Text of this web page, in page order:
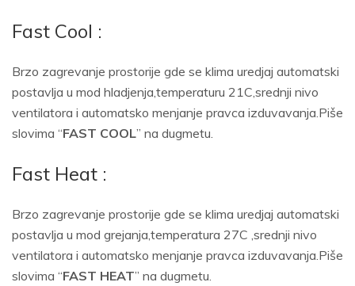
Fast Cool :
Brzo zagrevanje prostorije gde se klima uredjaj automatski
postavlja u mod hladjenja,temperaturu 21C,srednji nivo
ventilatora i automatsko menjanje pravca izduvavanja.Piše
slovima “FAST COOL” na dugmetu.
Fast Heat :
Brzo zagrevanje prostorije gde se klima uredjaj automatski
postavlja u mod grejanja,temperatura 27C ,srednji nivo
ventilatora i automatsko menjanje pravca izduvavanja.Piše
slovima “FAST HEAT” na dugmetu.